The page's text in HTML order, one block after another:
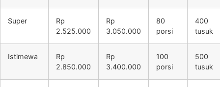
Super
Rp
2.525.000
Rp
3.050.000
80
porsi
400
tusuk
Istimewa
Rp
2.850.000
Rp
3.400.000
100
porsi
500
tusuk